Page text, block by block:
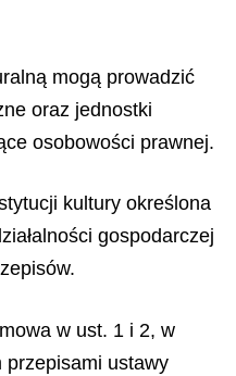
mogą prowadzić
oraz jednostki
osobowości prawnej.
kultury określona
gospodarczej
w ust. 1 i 2, w
przepisami ustawy